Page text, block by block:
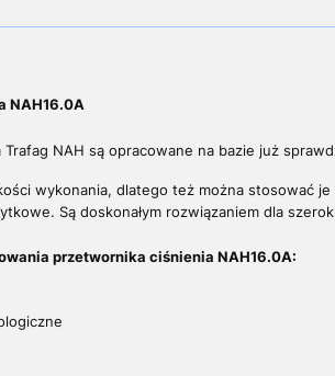
NAH16.0A
NAH są opracowane na bazie już
wykonania, dlatego też można stosować
Są doskonałym rozwiązaniem dla
przetwornika ciśnienia NAH16.0A: